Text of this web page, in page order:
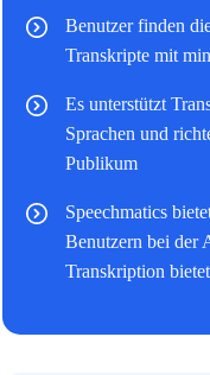
Benutzer finden
Transkripte mit
Es unterstützt
Sprachen und
Publikum
Speechmatics
Benutzern bei der
Transkription bietet